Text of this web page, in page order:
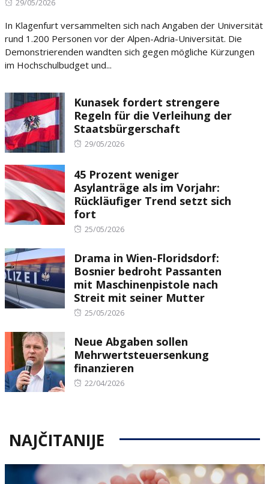
29/05/2026
In Klagenfurt versammelten sich nach Angaben der Universität
rund 1.200 Personen vor der Alpen-Adria-Universität. Die
Demonstrierenden wandten sich gegen mögliche Kürzungen
im Hochschulbudget und...
Kunasek fordert strengere
Regeln für die Verleihung der
Staatsbürgerschaft
Posted
29/05/2026
45 Prozent weniger
Asylanträge als im Vorjahr:
Rückläufiger Trend setzt sich
fort
Posted
25/05/2026
Drama in Wien-Floridsdorf:
Bosnier bedroht Passanten
mit Maschinenpistole nach
Streit mit seiner Mutter
Posted
25/05/2026
Neue Abgaben sollen
Mehrwertsteuersenkung
finanzieren
Posted
22/04/2026
NAJČITANIJE